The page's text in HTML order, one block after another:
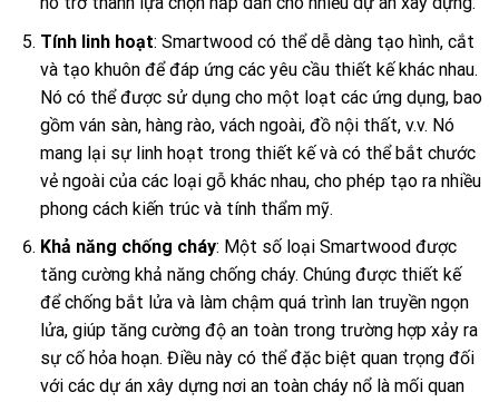
Tính linh hoạt: Smartwood có thể dễ dàng tạo hình, cắt
và tạo khuôn để đáp ứng các yêu cầu thiết kế khác nhau.
Nó có thể được sử dụng cho một loạt các ứng dụng, bao
gồm ván sàn, hàng rào, vách ngoài, đồ nội thất, v.v. Nó
mang lại sự linh hoạt trong thiết kế và có thể bắt chước
vẻ ngoài của các loại gỗ khác nhau, cho phép tạo ra nhiều
phong cách kiến trúc và tính thẩm mỹ.
Khả năng chống cháy: Một số loại Smartwood được
tăng cường khả năng chống cháy. Chúng được thiết kế
để chống bắt lửa và làm chậm quá trình lan truyền ngọn
lửa, giúp tăng cường độ an toàn trong trường hợp xảy ra
sự cố hỏa hoạn. Điều này có thể đặc biệt quan trọng đối
với các dự án xây dựng nơi an toàn cháy nổ là mối quan